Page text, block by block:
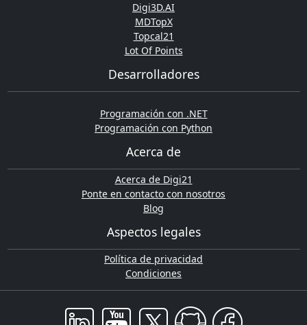
Digi3D.AI
MDTopX
Topcal21
Lot Of Points
Desarrolladores
Programación con .NET
Programación con Python
Acerca de
Acerca de Digi21
Ponte en contacto con nosotros
Blog
Aspectos legales
Política de privacidad
Condiciones